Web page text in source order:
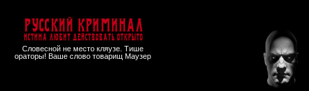
Русский Криминал
Истина любит действовать открыто
Словесной не место кляузе. Тише
ораторы! Ваше слово товарищ Маузер